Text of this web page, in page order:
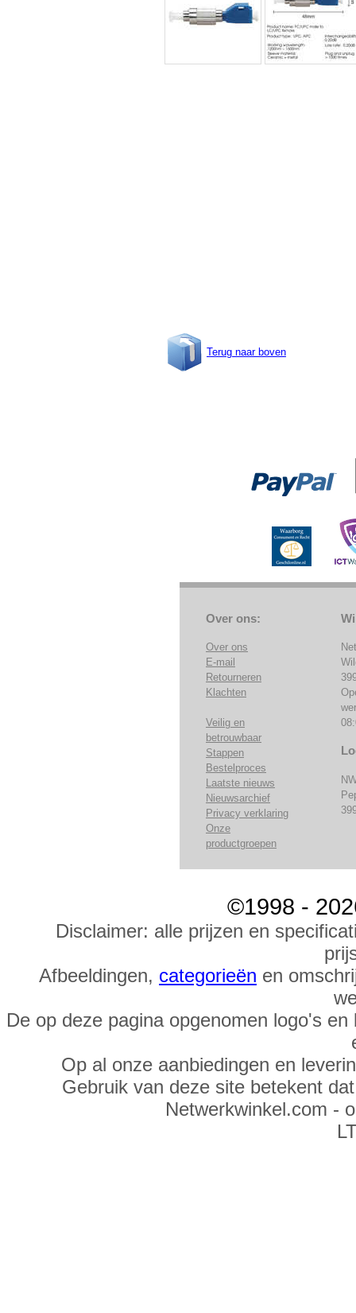
Terug naar boven
Over ons:
Over ons
E-mail
Retourneren
Klachten
Veilig en
betrouwbaar
Stappen
Bestelproces
Laatste nieuws
Nieuwsarchief
Privacy verklaring
Onze
productgroepen
©1998 -
Disclaimer: alle prijzen en
Afbeeldingen, categorieën en
De op deze pagina opgenomen logo's
Op al onze aanbiedingen en
Gebruik van deze site betekent
Netwerkwinkel.com -